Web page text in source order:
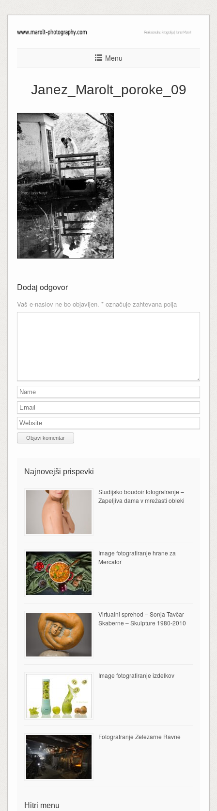
Menu
Janez_Marolt_poroke_09
Dodaj odgovor
Vaš e-naslov ne bo objavljen. *označuje zahtevana polja
Najnovejši prispevki
Studijsko boudoir fotografranje –
Zapeljiva dama v mrežasti obleki
Image fotografiranje hrane za
Mercator
Virtualni sprehod – Sonja Tavčar
Skaberne – Skulpture 1980-2010
Image fotografiranje izdelkov
Fotografranje Železarne Ravne
Hitri menu